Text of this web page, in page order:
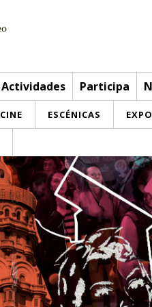
Actividades Participa
CINE ESCÉNICAS